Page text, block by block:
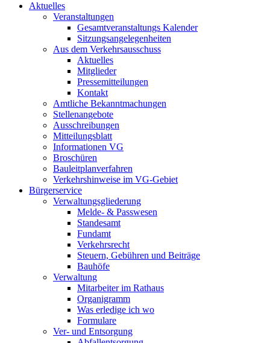
Aktuelles
Veranstaltungen
Gesamtveranstaltungs Kalender
Sitzungsangelegenheiten
Aus dem Verkehrsausschuss
Aktuelles
Mitglieder
Pressemitteilungen
Kontakt
Amtliche Bekanntmachungen
Stellenangebote
Ausschreibungen
Mitteilungsblatt
Informationen VG
Broschüren
Bauleitplanverfahren
Verkehrshinweise im VG-Gebiet
Bürgerservice
Verwaltungsgliederung
Melde- & Passwesen
Standesamt
Fundamt
Verkehrsrecht
Steuern, Gebühren und Beiträge
Bauhöfe
Verwaltung
Mitarbeiter im Rathaus
Organigramm
Was erledige ich wo
Formulare
Ver- und Entsorgung